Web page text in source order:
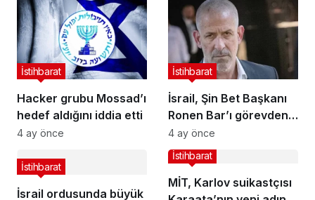
COP29’a katılamıyor
Hacker grubu Mossad’ı
hedef aldığını iddia etti
İstihbarat
4 ay önce
İsrail, Şin Bet Başkanı
Ronen Bar’ı görevden
almaktan vazgeçti
İstihbarat
4 ay önce
İsrail ordusunda büyük
İstihbarat
MİT, Karlov suikastçısı
İstihbarat